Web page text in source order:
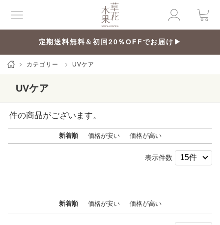
定期送料無料＆初回20％OFFでお届け▶
カテゴリー UVケア
UVケア
件の商品がございます。
新着順 価格が安い 価格が高い
表示件数
新着順 価格が安い 価格が高い